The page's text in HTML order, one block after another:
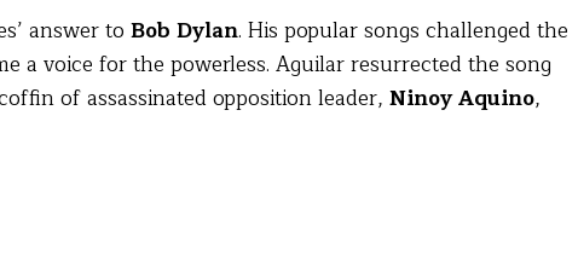
answer to Bob Dylan. His popular songs challenged the
a voice for the powerless. Aguilar resurrected the song
of assassinated opposition leader, Ninoy Aquino,